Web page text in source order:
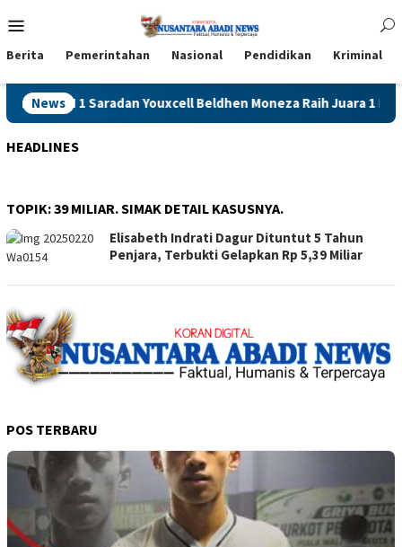
ke
Mobile
Berita Pemerintahan Nasional Pendidikan Kriminal
News
1 Saradan Youxcell Beldhen Moneza Raih Juara 1
HEADLINES
TOPIK:39 MILIAR. SIMAK DETAIL KASUSNYA.
Elisabeth Indrati Dagur Dituntut 5 Tahun
Penjara, Terbukti Gelapkan Rp 5,39 Miliar
POS TERBARU